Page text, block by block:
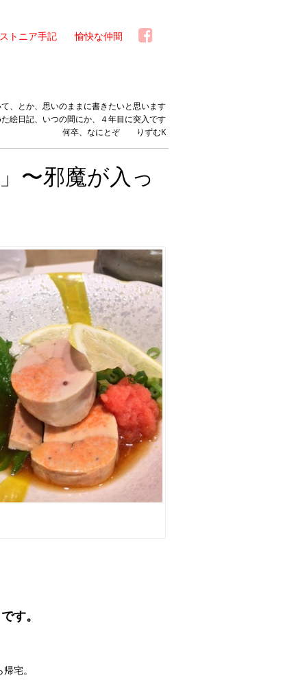
トニア手記 愉快な仲間
、とか、思いのままに書きたいと思います
絵日記、いつの間にか、４年目に突入です
何卒、なにとぞ りずむK
〜邪魔が入っ
す。
宅。